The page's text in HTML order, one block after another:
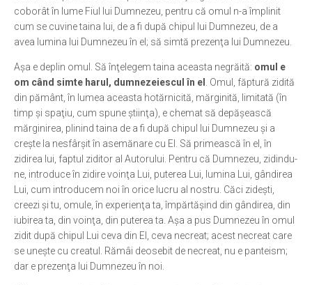
coborât în lume Fiul lui Dumnezeu, pentru că omul n-a împlinit
cum se cuvine taina lui, de a fi după chipul lui Dumnezeu, de a
avea lumina lui Dumnezeu în el; să simtă prezenţa lui Dumnezeu.
Aşa e deplin omul. Să înţelegem taina aceasta negrăită: omul e
om când simte harul, dumnezeiescul în el
. Omul, făptură zidită
din pământ, în lumea aceasta hotărnicită, mărginită, limitată (în
timp şi spaţiu, cum spune ştiinţa), e chemat să depăşească
mărginirea, plinind taina de a fi după chipul lui Dumnezeu şi a
creşte la nesfârşit în asemănare cu El. Să primească în el, în
zidirea lui, faptul ziditor al Autorului. Pentru că Dumnezeu, zidindu-
ne, introduce în zidire voinţa Lui, puterea Lui, lumina Lui, gândirea
Lui, cum introducem noi în orice lucru al nostru. Căci zideşti,
creezi şi tu, omule, în experienţa ta, împărtăşind din gândirea, din
iubirea ta, din voinţa, din puterea ta. Aşa a pus Dumnezeu în omul
zidit după chipul Lui ceva din El, ceva necreat; acest necreat care
se uneşte cu creatul. Rămâi deosebit de necreat, nu e panteism;
dar e prezenţa lui Dumnezeu în noi.